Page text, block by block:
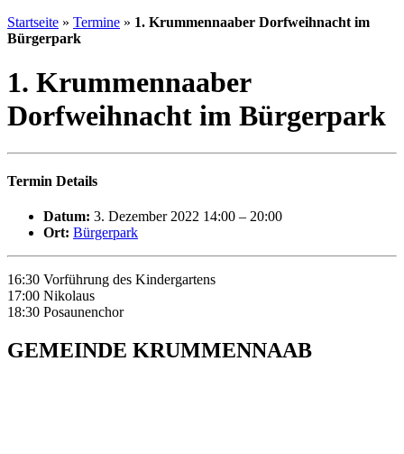
Startseite » Termine » 1. Krummennaaber Dorfweihnacht im
Bürgerpark
1. Krummennaaber
Dorfweihnacht im Bürgerpark
Termin Details
Datum: 3. Dezember 2022 14:00 – 20:00
Ort: Bürgerpark
16:30 Vorführung des Kindergartens
17:00 Nikolaus
18:30 Posaunenchor
GEMEINDE KRUMMENNAAB